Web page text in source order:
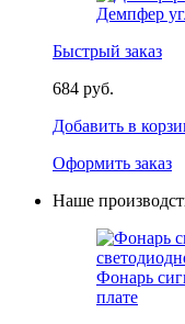
Демпфер
Быстрый заказ
684 руб.
Добавить в
Оформить заказ
Наше
Фонарь
плате